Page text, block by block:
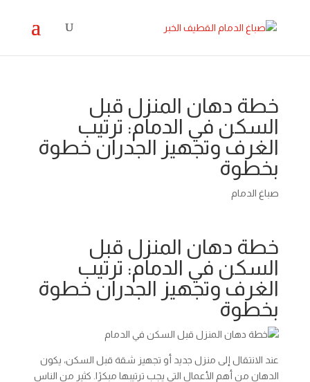
خطة دهان المنزل قبل
السكن في الدمام: ترتيب
الغرف وتجهيز الجدران خطوة
بخطوة
صباغ الدمام
خطة دهان المنزل قبل
السكن في الدمام: ترتيب
الغرف وتجهيز الجدران خطوة
بخطوة
عند الانتقال إلى منزل جديد أو تجهيز شقة قبل السكن، يكون
الدهان من أهم الأعمال التي يجب ترتيبها مبكرًا. كثير من الناس